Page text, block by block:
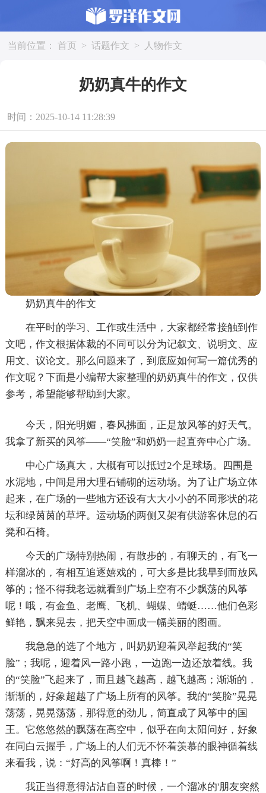
当前位置： 首页 > 话题作文 > 人物作文
奶奶真牛的作文
时间：2025-10-14 11:28:39
奶奶真牛的作文
在平时的学习、工作或生活中，大家都经常接触到作
文吧，作文根据体裁的不同可以分为记叙文、说明文、应
用文、议论文。那么问题来了，到底应如何写一篇优秀的
作文呢？下面是小编帮大家整理的奶奶真牛的作文，仅供
参考，希望能够帮助到大家。
今天，阳光明媚，春风拂面，正是放风筝的好天气。
我拿了新买的风筝——“笑脸”和奶奶一起直奔中心广场。
中心广场真大，大概有可以抵过2个足球场。四围是
水泥地，中间是用大理石铺砌的运动场。为了让广场立体
起来，在广场的一些地方还设有大大小小的不同形状的花
坛和绿茵茵的草坪。运动场的两侧又架有供游客休息的石
凳和石椅。
今天的广场特别热闹，有散步的，有聊天的，有飞一
样溜冰的，有相互追逐嬉戏的，可大多是比我早到而放风
筝的；怪不得我老远就看到广场上空有不少飘荡的风筝
呢！哦，有金鱼、老鹰、飞机、蝴蝶、蜻蜓……他们色彩
鲜艳，飘来晃去，把天空中画成一幅美丽的图画。
我急急的选了个地方，叫奶奶迎着风举起我的“笑
脸”；我呢，迎着风一路小跑，一边跑一边还放着线。我
的“笑脸”飞起来了，而且越飞越高，越飞越高；渐渐的，
渐渐的，好象超越了广场上所有的风筝。我的“笑脸”晃晃
荡荡，晃晃荡荡，那得意的劲儿，简直成了风筝中的国
王。它悠悠然的飘荡在高空中，似乎在向太阳问好，好象
在同白云握手，广场上的人们无不怀着羡慕的眼神循着线
来看我，说：“好高的风筝啊！真棒！”
我正当得意得沾沾自喜的时候，一个溜冰的'朋友突然